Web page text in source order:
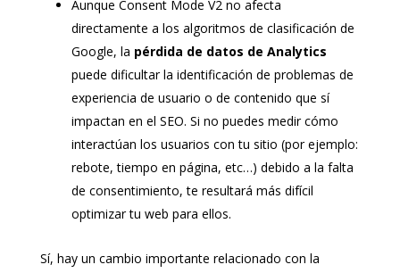
Aunque Consent Mode V2 no afecta
directamente a los algoritmos de clasificación de
Google, la pérdida de datos de Analytics
puede dificultar la identificación de problemas de
experiencia de usuario o de contenido que sí
impactan en el SEO. Si no puedes medir cómo
interactúan los usuarios con tu sitio (por ejemplo:
rebote, tiempo en página, etc…) debido a la falta
de consentimiento, te resultará más difícil
optimizar tu web para ellos.
Sí, hay un cambio importante relacionado con la